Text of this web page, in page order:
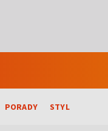
PORADY STYL